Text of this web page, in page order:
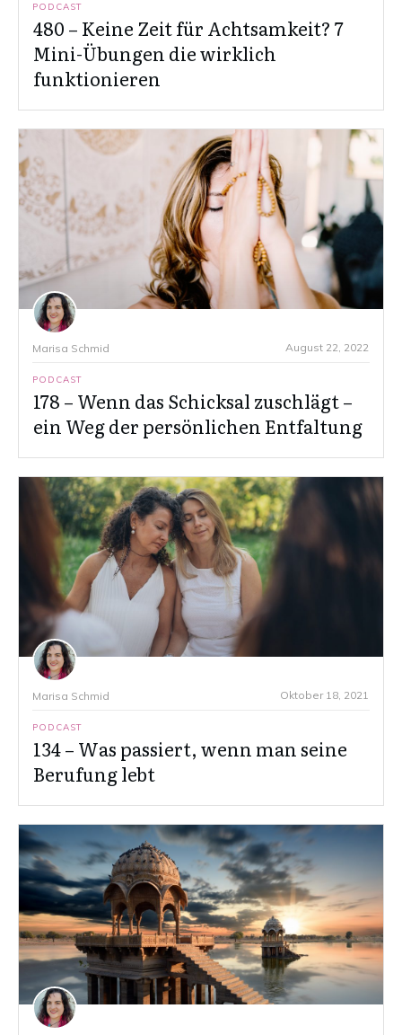
PODCAST
480 – Keine Zeit für Achtsamkeit? 7
Mini-Übungen die wirklich
funktionieren
Marisa Schmid August 22, 2022
PODCAST
178 – Wenn das Schicksal zuschlägt –
ein Weg der persönlichen Entfaltung
Marisa Schmid Oktober 18, 2021
PODCAST
134 – Was passiert, wenn man seine
Berufung lebt